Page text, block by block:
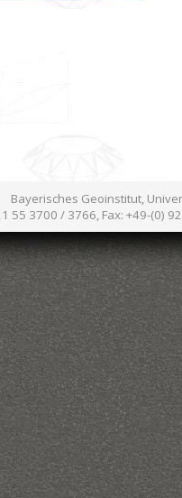
Bayerisches Geoinstitut,
55 3700 / 3766, Fax: +49-(0)